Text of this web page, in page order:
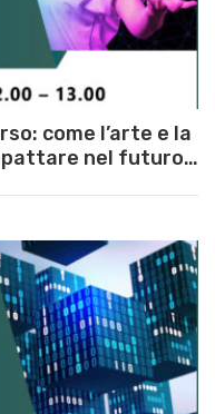
come l’arte e la
nel futuro